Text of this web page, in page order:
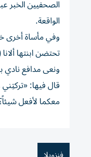
الصحفيين الخبر
الواقعة.
وفي مأساة أخرى
تحتضن ابنتها
ونعى مدافع نادي
قال فيها:
معكما لأفعل